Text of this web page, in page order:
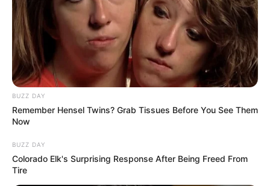
Anti Mainstream, 10 Cara
Membawa Barang Belanjaan
Versi Warga Thailand
BUZZ DAY
Remember Hensel Twins? Grab Tissues Before You See Them
Now
BUZZ DAY
Colorado Elk's Surprising Response After Being Freed From
Tire